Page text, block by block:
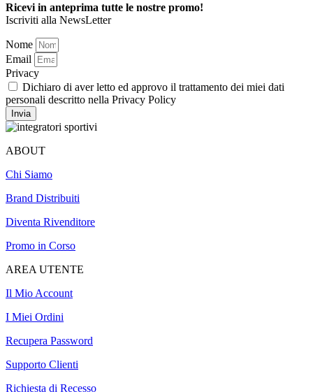
Ricevi in anteprima tutte le nostre promo!
Iscriviti alla NewsLetter
Nome
Email
Privacy
Dichiaro di aver letto ed approvo il trattamento dei miei dati
personali descritto nella Privacy Policy
Invia
ABOUT
Chi Siamo
Brand Distribuiti
Diventa Rivenditore
Promo in Corso
AREA UTENTE
Il Mio Account
I Miei Ordini
Recupera Password
Supporto Clienti
Richiesta di Recesso